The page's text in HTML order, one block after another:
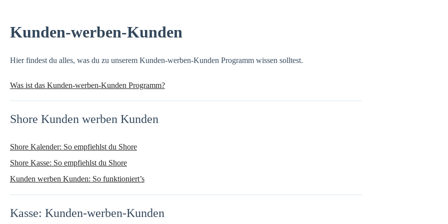
Kunden-werben-Kunden
Hier findest du alles, was du zu unserem Kunden-werben-Kunden Programm wissen solltest.
Was ist das Kunden-werben-Kunden Programm?
Shore Kunden werben Kunden
Shore Kalender: So empfiehlst du Shore
Shore Kasse: So empfiehlst du Shore
Kunden werben Kunden: So funktioniert’s
Kasse: Kunden-werben-Kunden